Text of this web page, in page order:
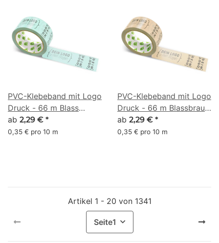
PVC-Klebeband mit Logo
Druck - 66 m Blass
Türkis #A7E6D7
ab 2,29 € *
0,35 € pro 10 m
PVC-Klebeband mit Logo
Druck - 66 m Blassbraun
#D9B48F
ab 2,29 € *
0,35 € pro 10 m
Artikel 1 - 20 von 1341
Seite1